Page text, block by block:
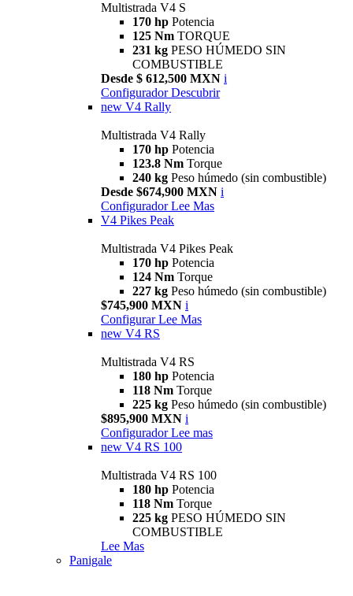
Multistrada V4 S
170 hp Potencia
125 Nm TORQUE
231 kg PESO HÚMEDO SIN
COMBUSTIBLE
Desde $ 612,500 MXN i
Configurador Descubrir
new V4 Rally
Multistrada V4 Rally
170 hp Potencia
123.8 Nm Torque
240 kg Peso húmedo (sin combustible)
Desde $674,900 MXN i
Configurador Lee Mas
V4 Pikes Peak
Multistrada V4 Pikes Peak
170 hp Potencia
124 Nm Torque
227 kg Peso húmedo (sin combustible)
$745,900 MXN i
Configurar Lee Mas
new V4 RS
Multistrada V4 RS
180 hp Potencia
118 Nm Torque
225 kg Peso húmedo (sin combustible)
$895,900 MXN i
Configurador Lee mas
new V4 RS 100
Multistrada V4 RS 100
180 hp Potencia
118 Nm Torque
225 kg PESO HÚMEDO SIN
COMBUSTIBLE
Lee Mas
Panigale